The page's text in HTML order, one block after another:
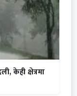
केही क्षेत्रमा